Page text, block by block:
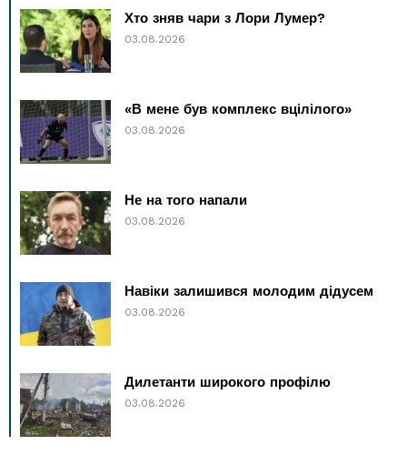
Хто зняв чари з Лори Лумер?
03.08.2026
«В мене був комплекс вцілілого»
03.08.2026
Не на того напали
03.08.2026
Навіки залишився молодим дідусем
03.08.2026
Дилетанти широкого профілю
03.08.2026